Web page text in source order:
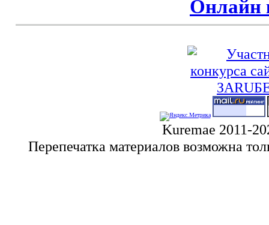
Онлайн
Kuremae 2011-
Перепечатка материалов возможна